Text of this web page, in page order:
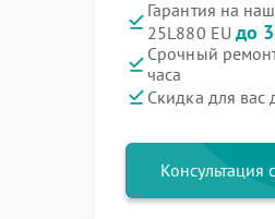
Гарантия на
25L880 EU до
Срочный
часа
Скидка для вас
Консультация